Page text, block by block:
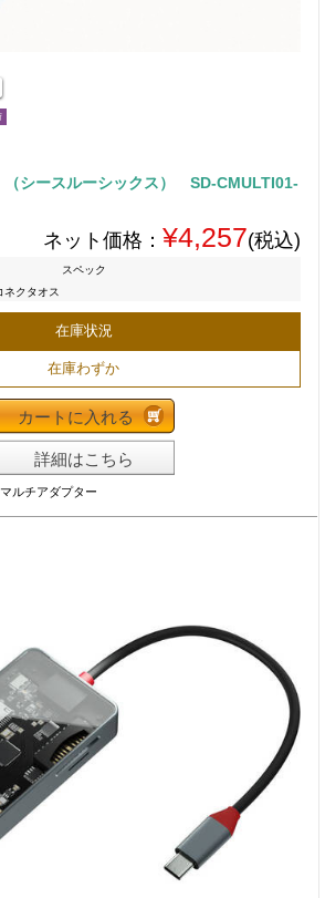
シースルーシックス） SD-CMULTI01-
ネット価格： ¥4,257(税込)
スペック
ネクタオス
在庫状況
在庫わずか
カートに入れる
詳細はこちら
ルチアダプター